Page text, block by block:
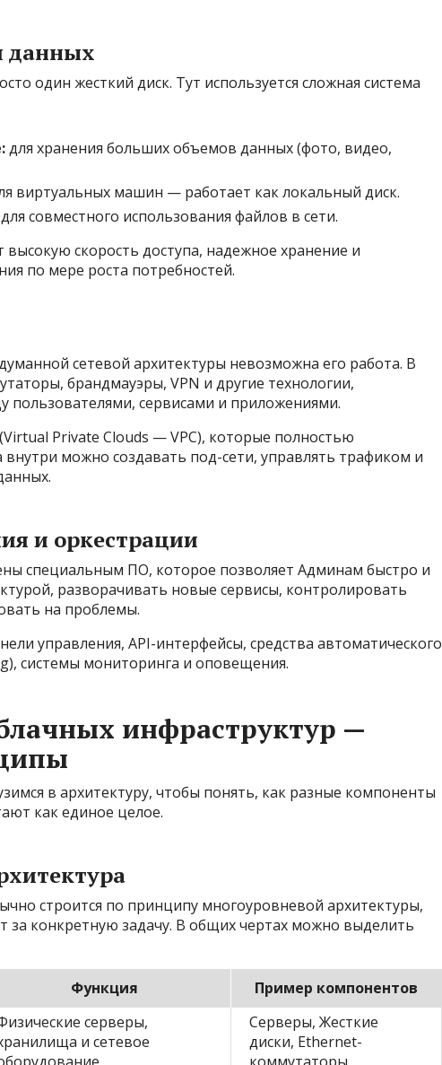
данных
один жесткий диск. Тут используется сложная система
для хранения больших объемов данных (фото, видео,
виртуальных машин — работает как локальный диск.
для совместного использования файлов в сети.
скорость доступа, надежное хранение и
по мере роста потребностей.
сетевой архитектуры невозможна его работа. В
брандмауэры, VPN и другие технологии,
пользователями, сервисами и приложениями.
Private Clouds — VPC), которые полностью
внутри можно создавать под-сети, управлять трафиком и
и оркестрации
специальным ПО, которое позволяет Админам быстро и
разворачивать новые сервисы, контролировать
на проблемы.
управления, API-интерфейсы, средства автоматического
системы мониторинга и оповещения.
инфраструктур —
в архитектуру, чтобы понять, как разные компоненты
как единое целое.
строится по принципу многоуровневой архитектуры,
за конкретную задачу. В общих чертах можно выделить
Функция
Пример компонентов
серверы,
и сетевое
Серверы, Жесткие
диски, Ethernet-